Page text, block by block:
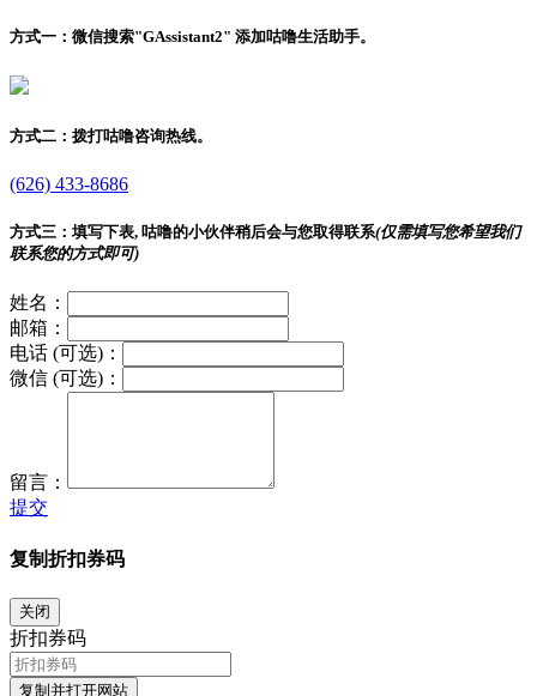
方式一： 微信搜索"GAssistant2" 添加咕噜生活助手。
方式二： 拨打咕噜咨询热线。
(626) 433-8686
方式三： 填写下表, 咕噜的小伙伴稍后会与您取得联系(仅需填写您希望我们
联系您的方式即可)
姓名：
邮箱：
电话 (可选)：
微信 (可选)：
留言：
提交
复制折扣券码
关闭
折扣券码
复制并打开网站